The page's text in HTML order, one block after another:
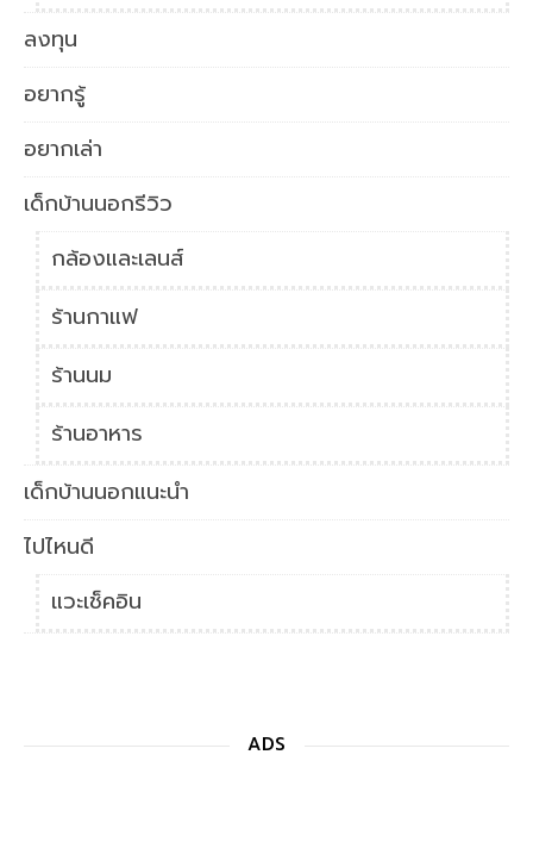
ลงทุน
อยากรู้
อยากเล่า
เด็กบ้านนอกรีวิว
กล้องและเลนส์
ร้านกาแฟ
ร้านนม
ร้านอาหาร
เด็กบ้านนอกแนะนำ
ไปไหนดี
แวะเช็คอิน
ADS